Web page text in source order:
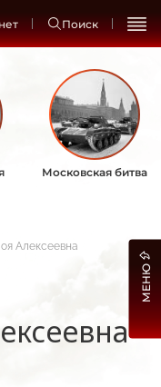
Поиск
Московская битва
Алексеевна
МЕНЮ